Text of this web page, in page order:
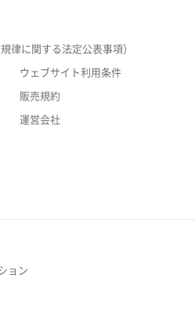
律に関する法定公表事項）
ウェブサイト利用条件
販売規約
運営会社
ョン